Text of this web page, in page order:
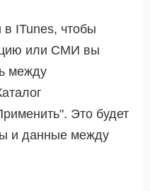
ITunes, чтобы
или СМИ вы
между
Это будет
и данные между